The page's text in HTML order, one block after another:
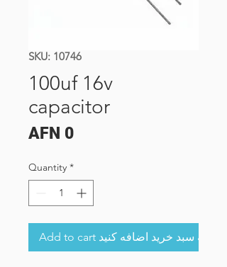
SKU: 10746
100uf 16v
capacitor
AFN 0Price
Quantity *
Add to cart به سبد خرید اضافه کنید